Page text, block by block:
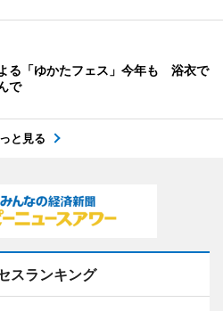
る「ゆかたフェス」今年も 浴衣で
で
と見る
スランキング